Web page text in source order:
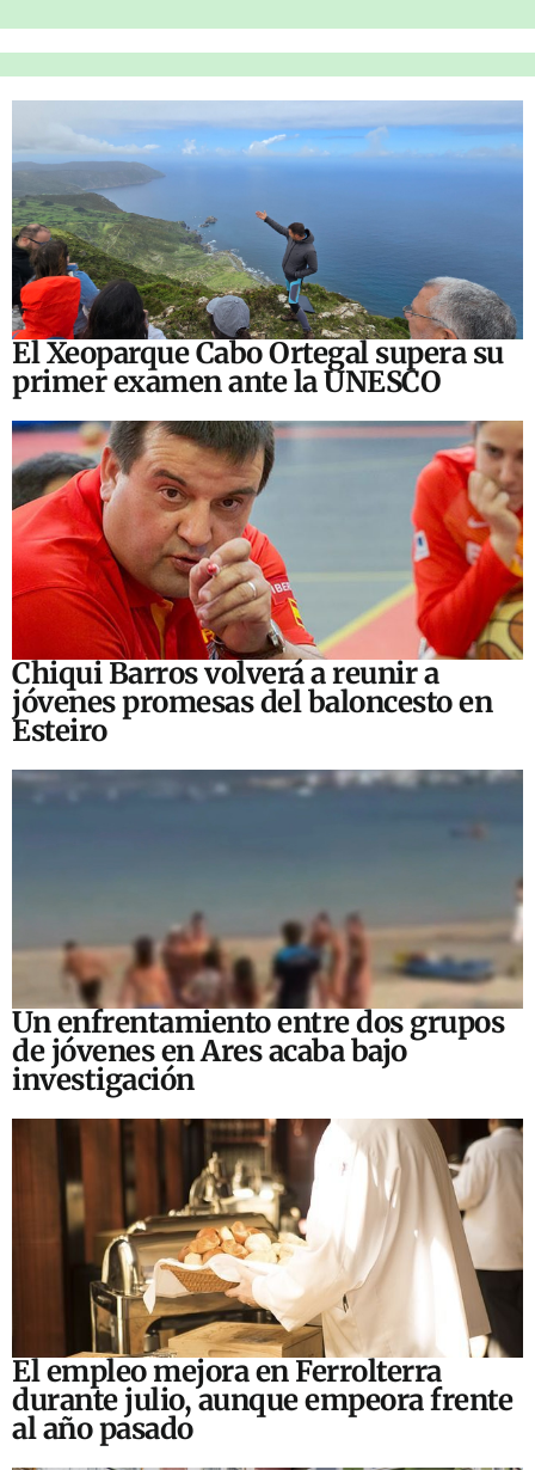
El Xeoparque Cabo Ortegal supera su
primer examen ante la UNESCO
Chiqui Barros volverá a reunir a
jóvenes promesas del baloncesto en
Esteiro
Un enfrentamiento entre dos grupos
de jóvenes en Ares acaba bajo
investigación
El empleo mejora en Ferrolterra
durante julio, aunque empeora frente
al año pasado